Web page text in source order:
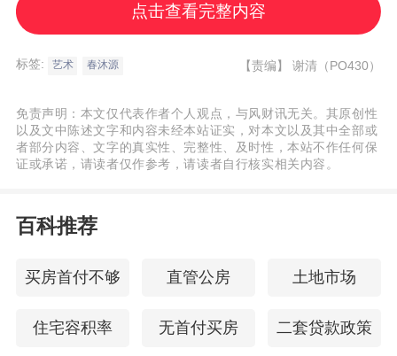
节」x「浮标.香港国际诗歌之夜」将在河源
春沐源小镇盛大启幕。这场以“光”为灵
感、“诗意”为媒介的文化盛宴，联合荣誉导演
Juergen Kursawa、Juan de la Rubia 等中
外艺术巨擘共赴礼堂开业，在安藤忠雄设计
中，构建自然、建筑与艺术的三重共振场
二、大师云集：跨域组委会共筑「光之艺术
点击查看完整内容
标签: 艺术 春沐源 【责编】 谢清（PO430）
免责声明：本文仅代表作者个人观点，与风财讯无关。其原创性
以及文中陈述文字和内容未经本站证实，对本文以及其中全部或
者部分内容、文字的真实性、完整性、及时性，本站不作任何保
证或承诺，请读者仅作参考，请读者自行核实相关内容。
百科推荐
买房首付不够 直管公房 土地市场
住宅容积率 无首付买房 二套贷款政策